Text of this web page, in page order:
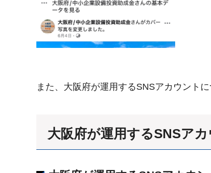
また、大阪府が運用するSNSアカウント
大阪府が運用するSNSア